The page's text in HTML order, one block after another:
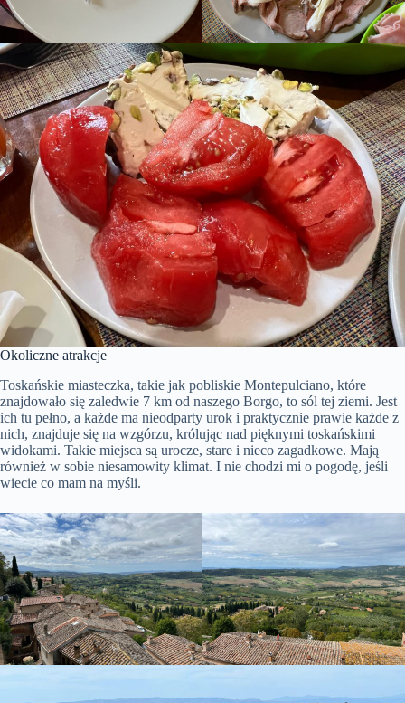
Okoliczne atrakcje
Toskańskie miasteczka, takie jak pobliskie Montepulciano, które
znajdowało się zaledwie 7 km od naszego Borgo, to sól tej ziemi. Jest
ich tu pełno, a każde ma nieodparty urok i praktycznie prawie każde z
nich, znajduje się na wzgórzu, królując nad pięknymi toskańskimi
widokami. Takie miejsca są urocze, stare i nieco zagadkowe. Mają
również w sobie niesamowity klimat. I nie chodzi mi o pogodę, jeśli
wiecie co mam na myśli.